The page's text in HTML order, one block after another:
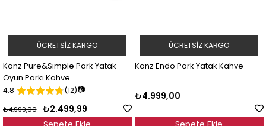
Kanz Pure&Sımple Park Yatak
Oyun Parkı Kahve
4.8 (12)📷
₺2.499,99
₺4.999,00
ÜCRETSIZ KARGO
Kanz Endo Park Yatak Kahve
₺4.999,00
ÜCRETSIZ KARGO